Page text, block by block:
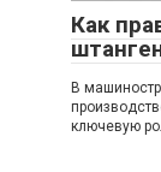
Как
В
ключевую